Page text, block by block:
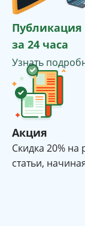
Публикация
за 24 часа
Узнать
Акция
Cкидка 20%
статьи,